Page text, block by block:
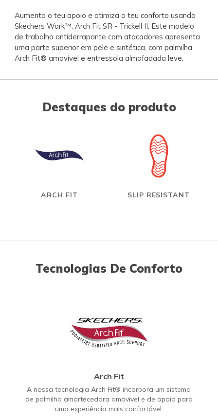
Aumenta o teu apoio e otimiza o teu conforto usando
Skechers Work™: Arch Fit SR - Trickell II. Este modelo
de trabalho antiderrapante com atacadores apresenta
uma parte superior em pele e sintética, com palmilha
Arch Fit® amovível e entressola almofadada leve.
Destaques do produto
ARCH FIT SLIP RESISTANT
Tecnologias De Conforto
Arch Fit
A nossa tecnologia Arch Fit® incorpora um sistema
de palmilha amortecedora amovível e de apoio para
uma experiência mais confortável.